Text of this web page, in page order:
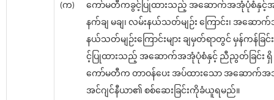
(က)
ကော်မတီကခွင့်ပြုထားသည့် အဆောက်အအုံပုံစံနှင့်
နက်ချ မချ၊ လမ်းနယ်သတ်မျဉ်း ကြောင်း၊ အဆော
နယ်သတ်မျဉ်းကြောင်းများ ချမှတ်ရာတွင် မှန်ကန်ခြင်း
င့်ပြုထားသည့် အဆောက်အအုံပုံစံနှင့် ညီညွတ်ခြင်း
ကော်မတီက တာဝန်ပေး အပ်ထားသော အဆောက်
အင်ဂျင်နီယာ၏ စစ်ဆေးခြင်းကိုခံယူရမည်။